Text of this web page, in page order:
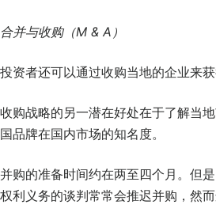
合并与收购（M & A）
投资者还可以通过收购当地的企业来
收购战略的另一潜在好处在于了解当
国品牌在国内市场的知名度。
并购的准备时间约在两至四个月。但
权利义务的谈判常常会推迟并购，然